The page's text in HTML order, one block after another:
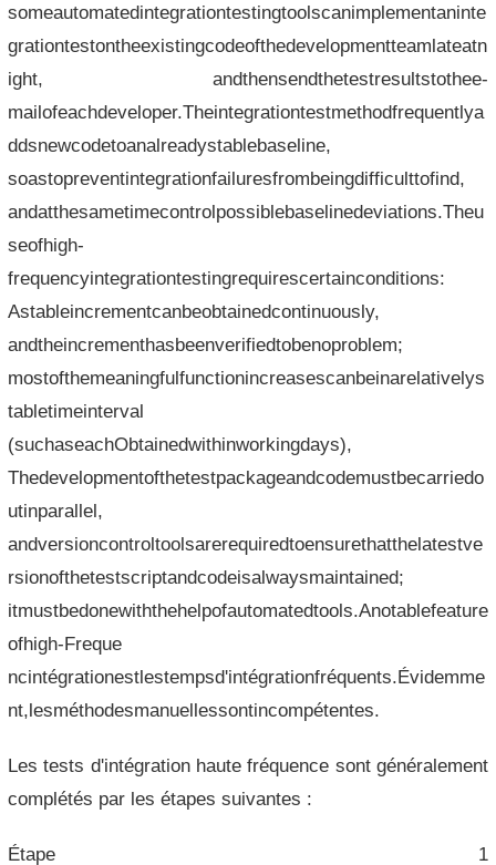
someautomatedintegrationtestingtoolscanimplementaninte
grationtestontheexistingcodeofthedevelopmentteamlateatn
ight, andthensendthetestresultstothee-
mailofeachdeveloper.Theintegrationtestmethodfrequentlya
ddsnewcodetoanalreadystablebaseline,
soastopreventintegrationfailuresfrombeingdifficulttofind,
andatthesametimecontrolpossiblebaselinedeviations.Theu
seofhigh-
frequencyintegrationtestingrequirescertainconditions:
Astableincrementcanbeobtainedcontinuously,
andtheincrementhasbeenverifiedtobenoproblem;
mostofthemeaningfulfunctionincreasescanbeinarelativelys
tabletimeinterval
(suchaseachObtainedwithinworkingdays),
Thedevelopmentofthetestpackageandcodemustbecarriedo
utinparallel,
andversioncontroltoolsarerequiredtoensurethatthelatestve
rsionofthetestscriptandcodeisalwaysmaintained;
itmustbedonewiththehelpofautomatedtools.Anotablefeature
ofhigh-Freque
ncintégrationestlestempsd'intégrationfréquents.Évidemme
nt,lesméthodesmanuellessontincompétentes.
Les tests d'intégration haute fréquence sont généralement
complétés par les étapes suivantes :
Étape 1